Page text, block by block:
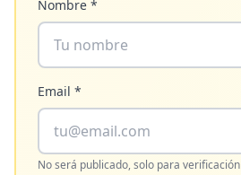
Nombre *
Email *
No será publicado, solo para verificación